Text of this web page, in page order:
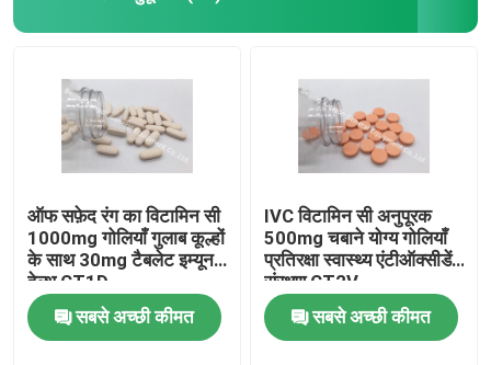
ऑफ सफ़ेद रंग का विटामिन सी
1000mg गोलियाँ गुलाब कूल्हों
के साथ 30mg टैबलेट इम्यून
हेल्थ CT1D
सबसे अच्छी कीमत
IVC विटामिन सी अनुपूरक
500mg चबाने योग्य गोलियाँ
प्रतिरक्षा स्वास्थ्य एंटीऑक्सीडेंट
संरक्षण CT2V
सबसे अच्छी कीमत